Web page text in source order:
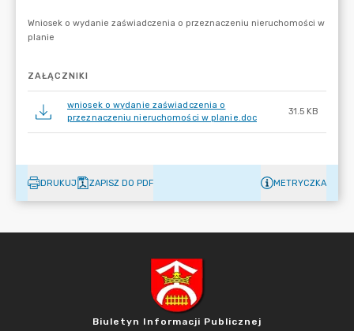
ZAŁĄCZNIKI
wniosek o wydanie zaświadczenia o
przeznaczeniu nieruchomości w planie.doc
31.5 KB
DRUKUJ ZAPISZ DO PDF METRYCZKA
Biuletyn Informacji Publicznej